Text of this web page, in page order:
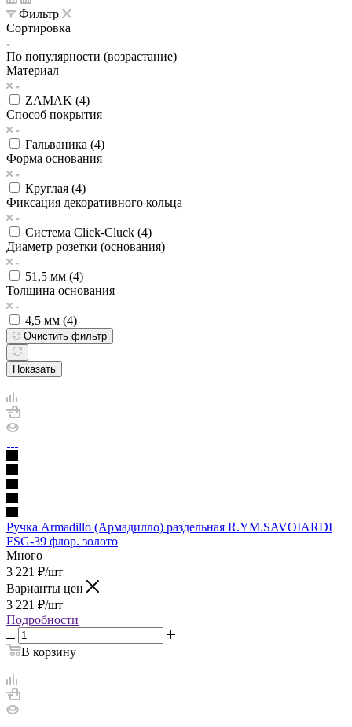
Фильтр
Сортировка
По популярности (возрастание)
Материал
ZAMAK (4)
Способ покрытия
Гальваника (4)
Форма основания
Круглая (4)
Фиксация декоративного кольца
Система Click-Cluck (4)
Диаметр розетки (основания)
51,5 мм (4)
Толщина основания
4,5 мм (4)
Очистить фильтр
Показать
Ручка Armadillo (Армадилло) раздельная R.YM.SAVOIARDI
FSG-39 флор. золото
Много
3 221 ₽/шт
Варианты цен
3 221 ₽/шт
Подробности
В корзину